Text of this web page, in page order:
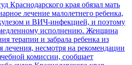
Краснодарского края обязал мать
лечение малолетнего ребенка,
и ВИЧ-инфекцией, и поэтому
исполнению. Женщина
терапии и забрала ребенка из
несмотря на рекомендации
комиссии, сообщает